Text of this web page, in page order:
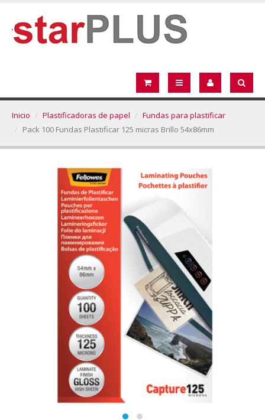
Inicio Plastificadoras de papel
Fundas para plastificar
Pack 100 Fundas Plastificar 125 micras Brillo 54x86mm